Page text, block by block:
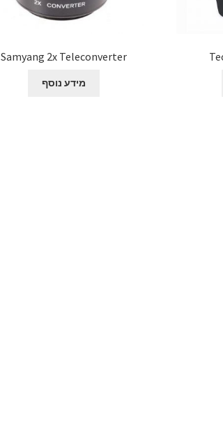
Samyang 2x Teleconverter
מידע נוסף